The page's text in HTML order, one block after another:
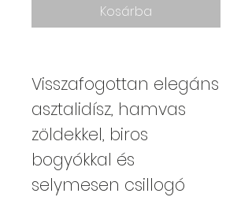
Kosárba
Visszafogottan elegáns
asztalidísz, hamvas
zöldekkel, biros
bogyókkal és
selymesen csillogó